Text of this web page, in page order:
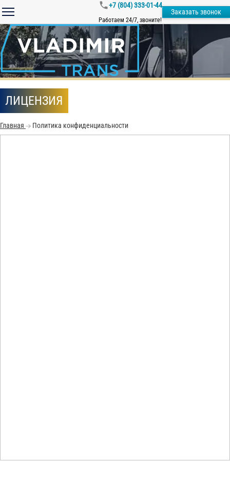
+7 (804) 333-01-44
Работаем 24/7, звоните!
Заказать звонок
ЛИЦЕНЗИЯ
Главная Политика конфиденциальности